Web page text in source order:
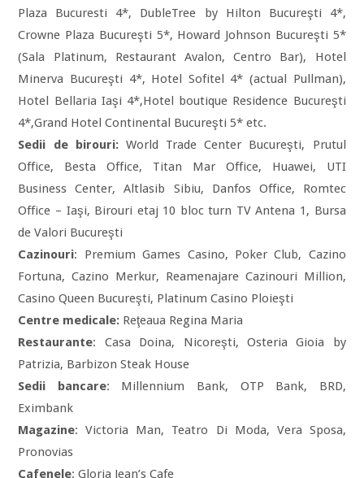
Plaza Bucuresti 4*, DubleTree by Hilton Bucureşti 4*,
Crowne Plaza Bucureşti 5*, Howard Johnson Bucureşti 5*
(Sala Platinum, Restaurant Avalon, Centro Bar), Hotel
Minerva Bucureşti 4*, Hotel Sofitel 4* (actual Pullman),
Hotel Bellaria Iaşi 4*,Hotel boutique Residence Bucureşti
4*,Grand Hotel Continental Bucureşti 5* etc.
Sedii de birouri:World Trade Center Bucureşti, Prutul
Office, Besta Office, Titan Mar Office, Huawei, UTI
Business Center, Altlasib Sibiu, Danfos Office, Romtec
Office – Iaşi, Birouri etaj 10 bloc turn TV Antena 1, Bursa
de Valori Bucureşti
Cazinouri: Premium Games Casino, Poker Club, Cazino
Fortuna, Cazino Merkur, Reamenajare Cazinouri Million,
Casino Queen Bucureşti, Platinum Casino Ploieşti
Centre medicale: Reţeaua Regina Maria
Restaurante: Casa Doina, Nicoreşti, Osteria Gioia by
Patrizia, Barbizon Steak House
Sedii bancare: Millennium Bank, OTP Bank, BRD,
Eximbank
Magazine: Victoria Man, Teatro Di Moda, Vera Sposa,
Pronovias
Cafenele: Gloria Jean’s Cafe